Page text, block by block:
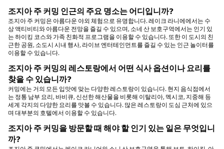
조지아 주 커밍 인근의 주요 명소는 어디입니까?
조지아 주 커밍은 아름다운 야외 체험으로 유명합니다. 레이크 라니에에서는 수
상 액티비티와 아름다운 전망을 즐길 수 있으며, 소네 산 보호구역에서는 인기 있
는 하이킹 코스와 가족 친화적 프로그램을 이용할 수 있습니다. 또한 이 도시의 친
근한 공원, 소도시 시내 행사, 라이브 엔터테인먼트를 즐길 수 있는 인근 놀이터를
이용할 수 있습니다.
조지아 주 커밍의 레스토랑에서 어떤 식사 옵션이나 요리를
찾을 수 있습니까?
커밍에는 거의 모든 입맛에 맞는 다양한 레스토랑이 있습니다. 현지 음식점에서
는 정통 남부 요리, 바비큐, 신선한 해산물을 비롯해 이탈리아, 멕시코, 지중해 등
세계 각지의 다양한 요리를 맛볼 수 있습니다. 많은 레스토랑이 도심 근처에 있으
며 대부분의 호텔에서 이용할 수 있습니다.
조지아 주 커밍을 방문할 때 해야 할 인기 있는 일은 무엇입니
까?